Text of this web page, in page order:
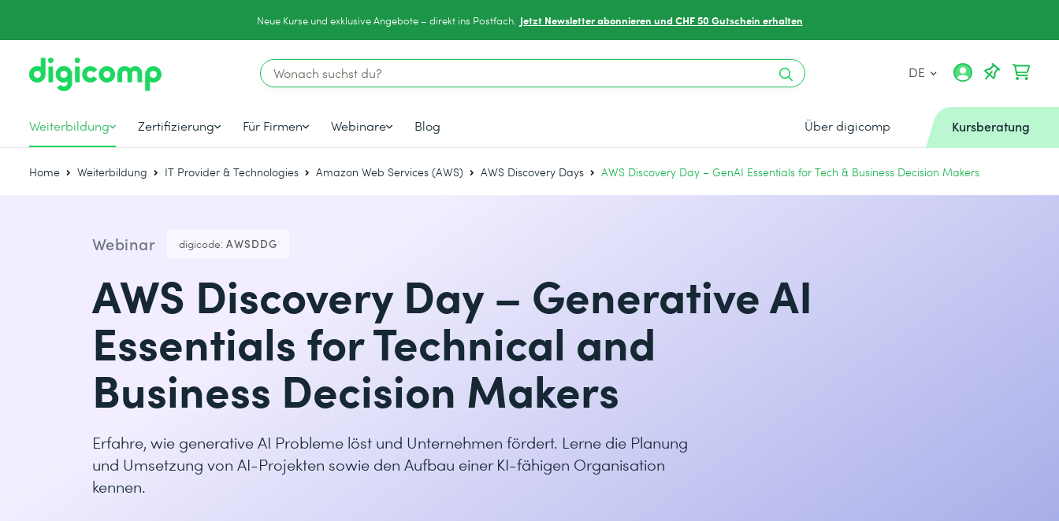
Neue Kurse und exklusive Angebote – direkt ins Postfach. Jetzt Newsletter abonnieren und CHF 50 Gutschein erhalten
DE
Weiterbildung Zertifizierung Für Firmen Webinare Blog Über digicomp Kursberatung
Home Weiterbildung IT Provider & Technologies Amazon Web Services (AWS) AWS Discovery Days AWS Discovery Day – GenAI Essentials for Tech & Business Decision Makers
Webinar digicode: AWSDDG
AWS Discovery Day – Generative AI
Essentials for Technical and
Business Decision Makers
Erfahre, wie generative AI Probleme löst und Unternehmen fördert. Lerne die Planung
und Umsetzung von AI-Projekten sowie den Aufbau einer KI-fähigen Organisation
kennen.